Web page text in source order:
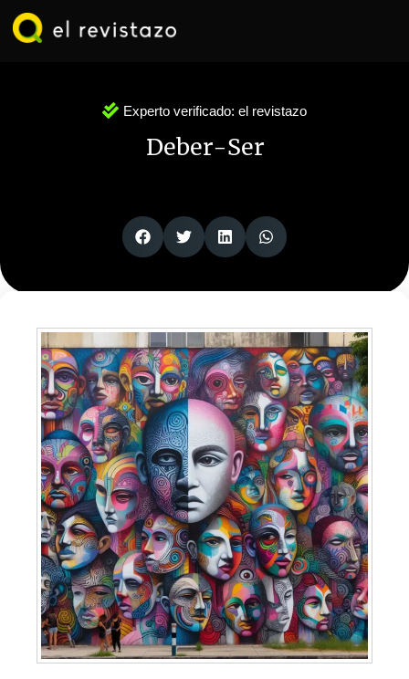
Experto verificado: el revistazo
Deber-Ser